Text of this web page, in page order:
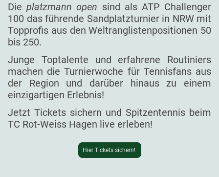
Dieplatzmann open sind als ATP Challenger
100 das führende Sandplatzturnier in NRW mit
Topprofis aus den Weltranglistenpositionen 50
bis 250.
Junge Toptalente und erfahrene Routiniers
machen die Turnierwoche für Tennisfans aus
der Region und darüber hinaus zu einem
einzigartigen Erlebnis!
Jetzt Tickets sichern und Spitzentennis beim
TC Rot-Weiss Hagen live erleben!
Hier Tickets sichern!